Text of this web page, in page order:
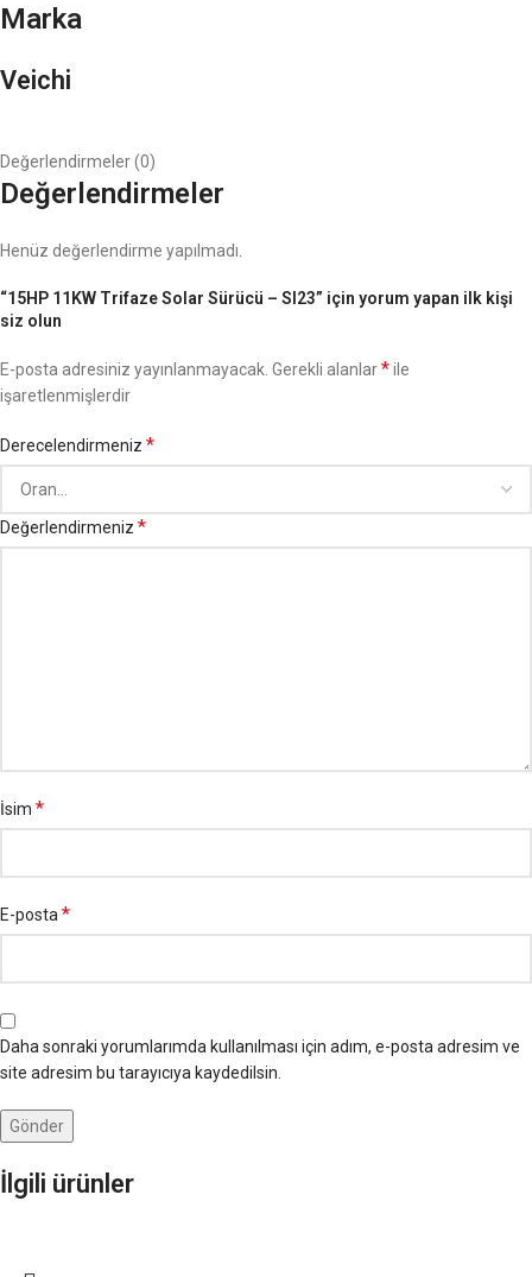
Marka
Veichi
Değerlendirmeler (0)
Değerlendirmeler
Henüz değerlendirme yapılmadı.
“15HP 11KW Trifaze Solar Sürücü – SI23” için yorum yapan ilk kişi
siz olun
E-posta adresiniz yayınlanmayacak. Gerekli alanlar*ile
işaretlenmişlerdir
Derecelendirmeniz *
Değerlendirmeniz *
İsim *
E-posta *
Daha sonraki yorumlarımda kullanılması için adım, e-posta adresim ve
site adresim bu tarayıcıya kaydedilsin.
İlgili ürünler